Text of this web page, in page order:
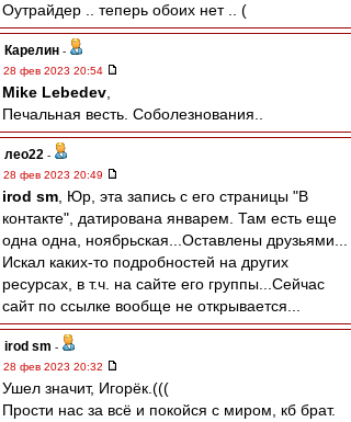
Оутрайдер .. теперь обоих нет .. (
Карелин -
28 фев 2023 20:54
Mike Lebedev
Печальная весть. Соболезнования..
лео22 -
28 фев 2023 20:49
irod sm , Юр, эта запись с его страницы "В
контакте", датирована январем. Там есть еще
одна одна, ноябрьская...Оставлены друзьями...
Искал каких-то подробностей на других
ресурсах, в т.ч. на сайте его группы...Сейчас
сайт по ссылке вообще не открывается...
irod sm -
28 фев 2023 20:32
Ушел значит, Игорёк.(((
Прости нас за всё и покойся с миром, кб брат.